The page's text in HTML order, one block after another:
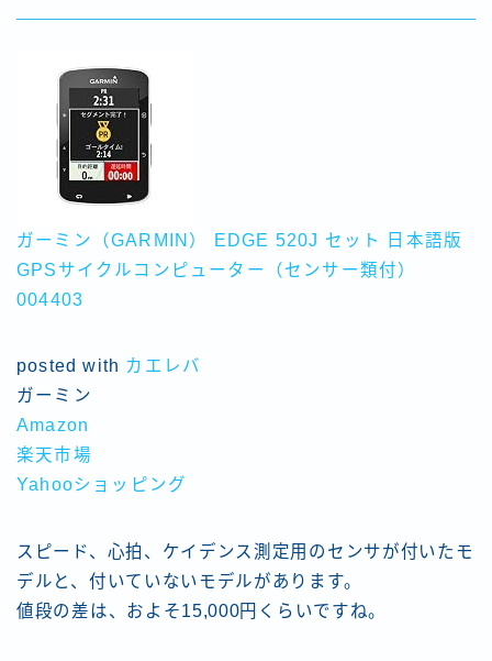
ガーミン（GARMIN） EDGE 520J セット 日本語版
GPSサイクルコンピューター（センサー類付）
004403
posted with カエレバ
ガーミン
Amazon
楽天市場
Yahooショッピング
スピード、心拍、ケイデンス測定用のセンサが付いたモ
デルと、付いていないモデルがあります。
値段の差は、およそ15,000円くらいですね。